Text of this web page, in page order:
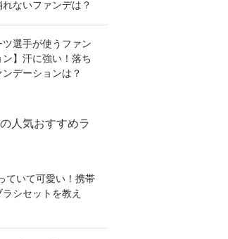
れないファンデは？
ツ選手が使うファン
ン】汗に強い！落ち
ンデーションは？
の人気おすすめラ
ていて可愛い！携帯
ラシセットを教え